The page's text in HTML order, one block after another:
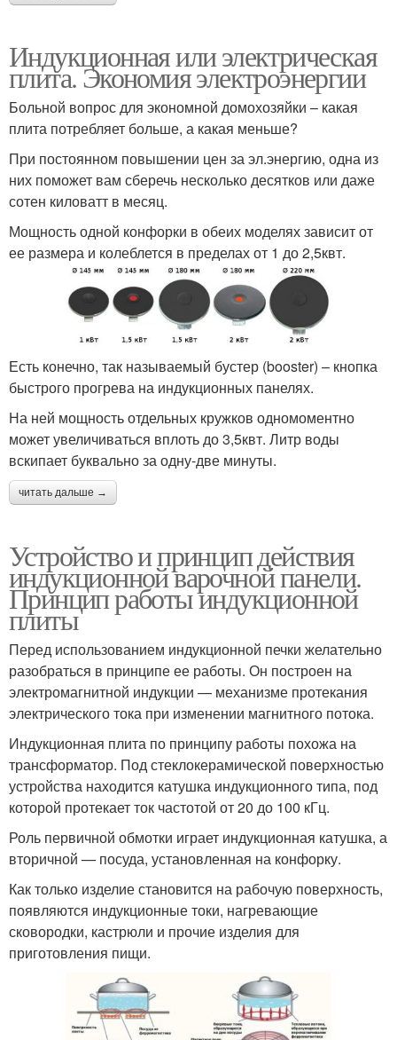
Индукционная или электрическая
плита. Экономия электроэнергии
Больной вопрос для экономной домохозяйки – какая
плита потребляет больше, а какая меньше?
При постоянном повышении цен за эл.энергию, одна из
них поможет вам сберечь несколько десятков или даже
сотен киловатт в месяц.
Мощность одной конфорки в обеих моделях зависит от
ее размера и колеблется в пределах от 1 до 2,5квт.
Есть конечно, так называемый бустер (booster) – кнопка
быстрого прогрева на индукционных панелях.
На ней мощность отдельных кружков одномоментно
может увеличиваться вплоть до 3,5квт. Литр воды
вскипает буквально за одну-две минуты.
читать дальше →
Устройство и принцип действия
индукционной варочной панели.
Принцип работы индукционной
плиты
Перед использованием индукционной печки желательно
разобраться в принципе ее работы. Он построен на
электромагнитной индукции — механизме протекания
электрического тока при изменении магнитного потока.
Индукционная плита по принципу работы похожа на
трансформатор. Под стеклокерамической поверхностью
устройства находится катушка индукционного типа, под
которой протекает ток частотой от 20 до 100 кГц.
Роль первичной обмотки играет индукционная катушка, а
вторичной — посуда, установленная на конфорку.
Как только изделие становится на рабочую поверхность,
появляются индукционные токи, нагревающие
сковородки, кастрюли и прочие изделия для
приготовления пищи.